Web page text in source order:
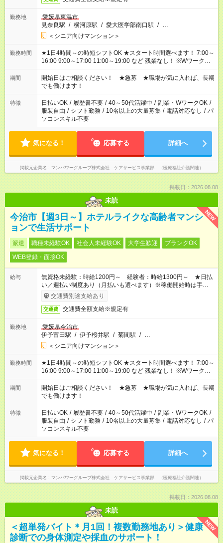
勤務地
愛媛県東温市
見奈良駅 / 横河原駅 / 愛大医学部南口駅 / …
＜シニア向けマンション＞
勤務時間
★1日4時間～の時短シフトOK ★スタート時間選べます！ 7:00～
16:00 9:00～17:00 11:00～19:00 など 残業なし！ ※Wワークの
場合、他のお仕事と合わせ週40時間超の就業はご案内できませ
ん ※法令に基づき、週20時間以上勤務は社会保険への加入対象
となります ※労働者派遣法（日雇い派遣の原則禁止）により、
短時間・短期間の就業はご案内が難しい場合があります
期間
開始日はご相談ください！ ★急募 ★職場が気に入れば、長期
でも働けます！
特徴 日払いOK / 履歴書不要 / 40～50代活躍中 / 副業・WワークOK /
服装自由 / シフト勤務 / 10名以上の大量募集 / 電話対応なし / パ
ソコンスキル不要
気になる！ 応募する 詳細へ
掲載元企業名 マンパワーグループ株式会社 ケアサービス事業部 （医療福祉介護関連）
掲載日：2026.08.08
未読
NEW
今治市【週3日～】ホテルライクな高齢者マンシ
ョンで生活サポート
派遣 職種未経験OK 社会人未経験OK 大学生歓迎
ブランクOK
WEB登録・面接OK
給与
無資格未経験：時給1200円～ 経験者：時給1300円～ ★日払
い／週払い制度あり（月払いも選べます）※稼働開始時は手続き
完了次第のお支払いとなります。
交通費別途支給あり
交通費 交通費全額支給※規定有
勤務地
愛媛県今治市
伊予富田駅 / 伊予桜井駅 / 菊間駅 / …
＜シニア向けマンション＞
勤務時間
★1日4時間～の時短シフトOK ★スタート時間選べます！ 7:00～
16:00 9:00～17:00 11:00～19:00 など 残業なし！ ※Wワークの
場合、他のお仕事と合わせ週40時間超の就業はご案内できませ
ん ※法令に基づき、週20時間以上勤務は社会保険への加入対象
となります ※労働者派遣法（日雇い派遣の原則禁止）により、
短時間・短期間の就業はご案内が難しい場合があります
期間
開始日はご相談ください！ ★急募 ★職場が気に入れば、長期
でも働けます！
特徴 日払いOK / 履歴書不要 / 40～50代活躍中 / 副業・WワークOK /
服装自由 / シフト勤務 / 10名以上の大量募集 / 電話対応なし / パ
ソコンスキル不要
気になる！ 応募する 詳細へ
掲載元企業名 マンパワーグループ株式会社 ケアサービス事業部 （医療福祉介護関連）
掲載日：2026.08.08
未読
NEW
＜超単発バイト＊月1回！複数勤務地あり＞健康
診断での身体測定や採血のサポート！